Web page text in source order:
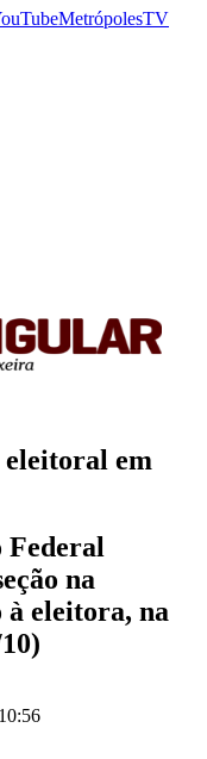
MetrópolesTV
em
na
à eleitora, na